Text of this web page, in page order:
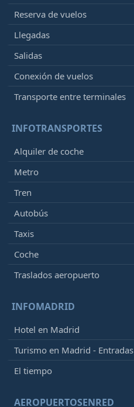
Reserva de vuelos
Llegadas
Salidas
Conexión de vuelos
Transporte entre terminales
INFOTRANSPORTES
Alquiler de coche
Metro
Tren
Autobús
Taxis
Coche
Traslados aeropuerto
INFOMADRID
Hotel en Madrid
Turismo en Madrid - Entradas
El tiempo
AEROPUERTOSENRED